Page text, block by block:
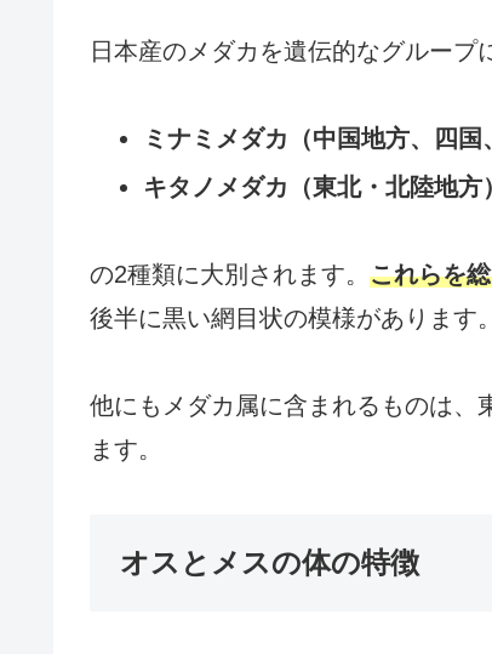
日本産のメダカを遺伝的なグループ
ミナミメダカ（中国地方、四国
キタノメダカ（東北・北陸地方）
の2種類に大別されます。 これらを
後半に黒い網目状の模様があります。
他にもメダカ属に含まれるものは、
ます。
オスとメスの体の特徴